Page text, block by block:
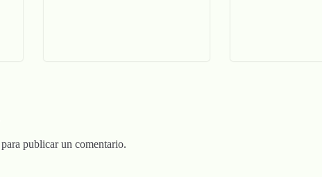
para publicar un comentario.